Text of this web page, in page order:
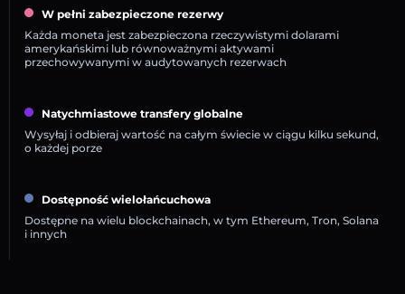
W pełni zabezpieczone rezerwy
Każda moneta jest zabezpieczona rzeczywistymi dolarami
amerykańskimi lub równoważnymi aktywami
przechowywanymi w audytowanych rezerwach
Natychmiastowe transfery globalne
Wysyłaj i odbieraj wartość na całym świecie w ciągu kilku sekund,
o każdej porze
Dostępność wielołańcuchowa
Dostępne na wielu blockchainach, w tym Ethereum, Tron, Solana
i innych